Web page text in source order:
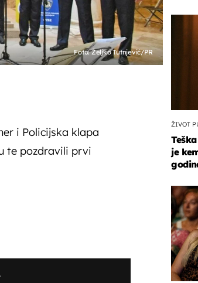
Foto: Željko Tutnjević/PR
i Policijska klapa
te pozdravili prvi
ŽIVOT
je